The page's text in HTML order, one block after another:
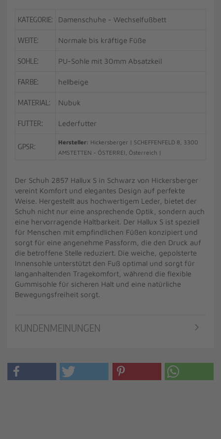
KATEGORIE: Damenschuhe - Wechselfußbett
WEITE: Normale bis kräftige Füße
SOHLE: PU-Sohle mit 30mm Absatzkeil
FARBE: hellbeige
MATERIAL: Nubuk
FUTTER: Lederfutter
GPSR: Hersteller: Hickersberger | SCHEFFENFELD 8, 3300
AMSTETTEN - ÖSTERREI, Österreich |
Der Schuh 2857 Hallux S in Schwarz von Hickersberger
vereint Komfort und elegantes Design auf perfekte
Weise. Hergestellt aus hochwertigem Leder, bietet der
Schuh nicht nur eine ansprechende Optik, sondern auch
eine hervorragende Haltbarkeit. Der Hallux S ist speziell
für Menschen mit empfindlichen Füßen konzipiert und
sorgt für eine angenehme Passform, die den Druck auf
die betroffene Stelle reduziert. Die weiche, gepolsterte
Innensohle unterstützt den Fuß optimal und sorgt für
langanhaltenden Tragekomfort, während die flexible
Gummisohle für sicheren Halt und eine natürliche
Bewegungsfreiheit sorgt.
KUNDENMEINUNGEN